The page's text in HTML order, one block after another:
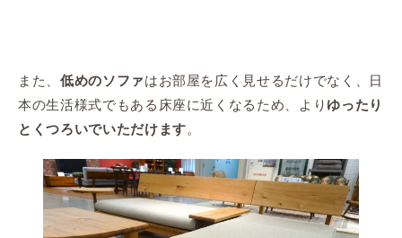
また、 低めのソファはお部屋を広く見せるだけでなく、日
本の生活様式でもある床座に近くなるため、より ゆったり
とくつろいでいただけます。